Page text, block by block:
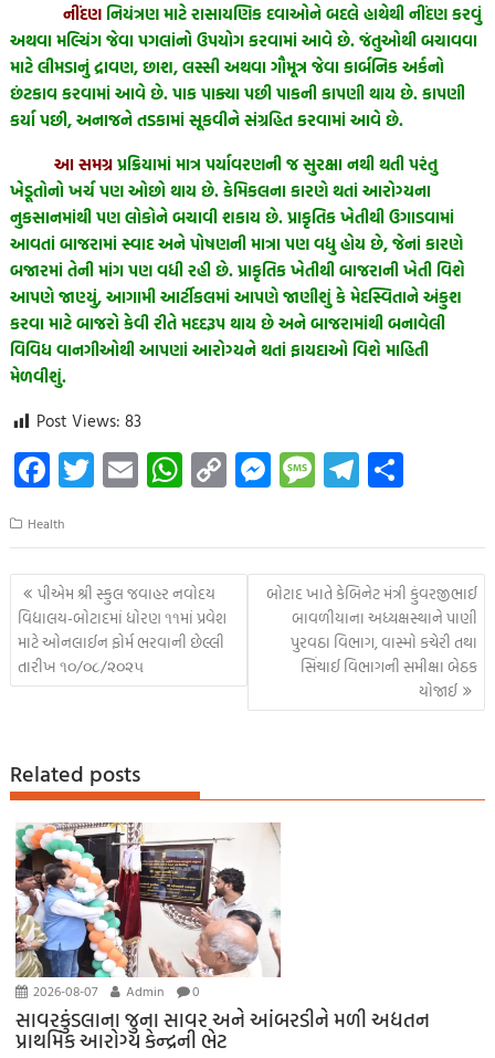
નીંદણ નિયંત્રણ માટે રાસાયણિક દવાઓને બદલે હાથેથી નીંદણ કરવું
અથવા મલ્ચિંગ જેવા પગલાંનો ઉપયોગ કરવામાં આવે છે. જંતુઓથી બચાવવા
માટે લીમડાનું દ્રાવણ, છાશ, લસ્સી અથવા ગૌમૂત્ર જેવા કાર્બનિક અર્કનો
છંટકાવ કરવામાં આવે છે. પાક પાક્યા પછી પાકની કાપણી થાય છે. કાપણી
કર્યા પછી, અનાજને તડકામાં સૂકવીને સંગ્રહિત કરવામાં આવે છે.
આ સમગ્રપ્રક્રિયામાં માત્ર પર્યાવરણની જ સુરક્ષા નથી થતી પરંતુ
ખેડૂતોનો ખર્ચ પણ ઓછો થાય છે. કેમિકલના કારણે થતાં આરોગ્યના
નુકસાનમાંથી પણ લોકોને બચાવી શકાય છે. પ્રાકૃતિક ખેતીથી ઉગાડવામાં
આવતાં બાજરામાં સ્વાદ અને પોષણની માત્રા પણ વધુ હોય છે, જેનાં કારણે
બજારમાં તેની માંગ પણ વધી રહી છે. પ્રાકૃતિક ખેતીથી બાજરાની ખેતી વિશે
આપણે જાણ્યું, આગામી આર્ટીકલમાં આપણે જાણીશું કે મેદસ્વિતાને અંકુશ
કરવા માટે બાજરો કેવી રીતે મદદરૂપ થાય છે અને બાજરામાંથી બનાવેલી
વિવિધ વાનગીઓથી આપણાં આરોગ્યને થતાં ફાયદાઓ વિશે માહિતી
મેળવીશું.
Post Views: 83
Fa
ce
b
o
o
k
T
wi
tt
er
E
m
ail
W
h
at
s
A
p
p
C
o
p
y
M
es
se
n
g
er
M
es
sa
g
e
Te
le
gr
a
m
ar
e
Health
Post
navigation
પીએમ શ્રી સ્કુલ જવાહર નવોદય
વિદ્યાલય-બોટાદમાં ધોરણ ૧૧માં પ્રવેશ
માટે ઓનલાઈન ફોર્મ ભરવાની છેલ્લી
તારીખ ૧૦/૦૮/૨૦૨૫
બોટાદ ખાતે કેબિનેટ મંત્રી કુંવરજીભાઈ
બાવળીયાના અધ્યક્ષસ્થાને પાણી
પુરવઠા વિભાગ, વાસ્મો કચેરી તથા
સિંચાઈ વિભાગની સમીક્ષા બેઠક
યોજાઈ
Related posts
2026-08-07 Admin 0
સાવરકુંડલાના જુના સાવર અને આંબરડીને મળી અદ્યતન
પ્રાથમિક આરોગ્ય કેન્દ્રની ભેટ